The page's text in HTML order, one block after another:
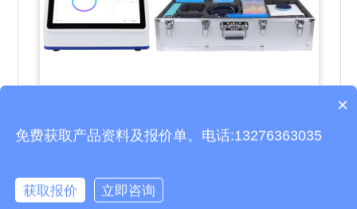
松材线虫快速检测仪
天合环境松材线虫快速检测仪可一键自动运行，1 小时即可
完成松材线虫DNA 的检测及分析，自动显示检测结果，可
产品包含安装吗？
×
免费获取产品资料及报价单。电话:13276363035
获取报价 立即咨询